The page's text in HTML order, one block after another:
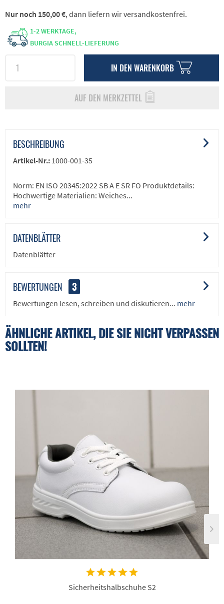
1-2 WERKTAGE,
BURGIA SCHNELL-LIEFERUNG
IN DEN WARENKORB
AUF DEN MERKZETTEL
Nur noch 150,00 €, dann liefern wir versandkostenfrei.
BESCHREIBUNG
Artikel-Nr.: 1000-001-35
Norm: EN ISO 20345:2022 SB A E SR FO Produktdetails:
Hochwertige Materialien: Weiches...
mehr
DATENBLÄTTER
Datenblätter
BEWERTUNGEN 3
Bewertungen lesen, schreiben und diskutieren... mehr
ÄHNLICHE ARTIKEL, DIE SIE NICHT VERPASSEN
SOLLTEN!
Sicherheitshalbschuhe S2